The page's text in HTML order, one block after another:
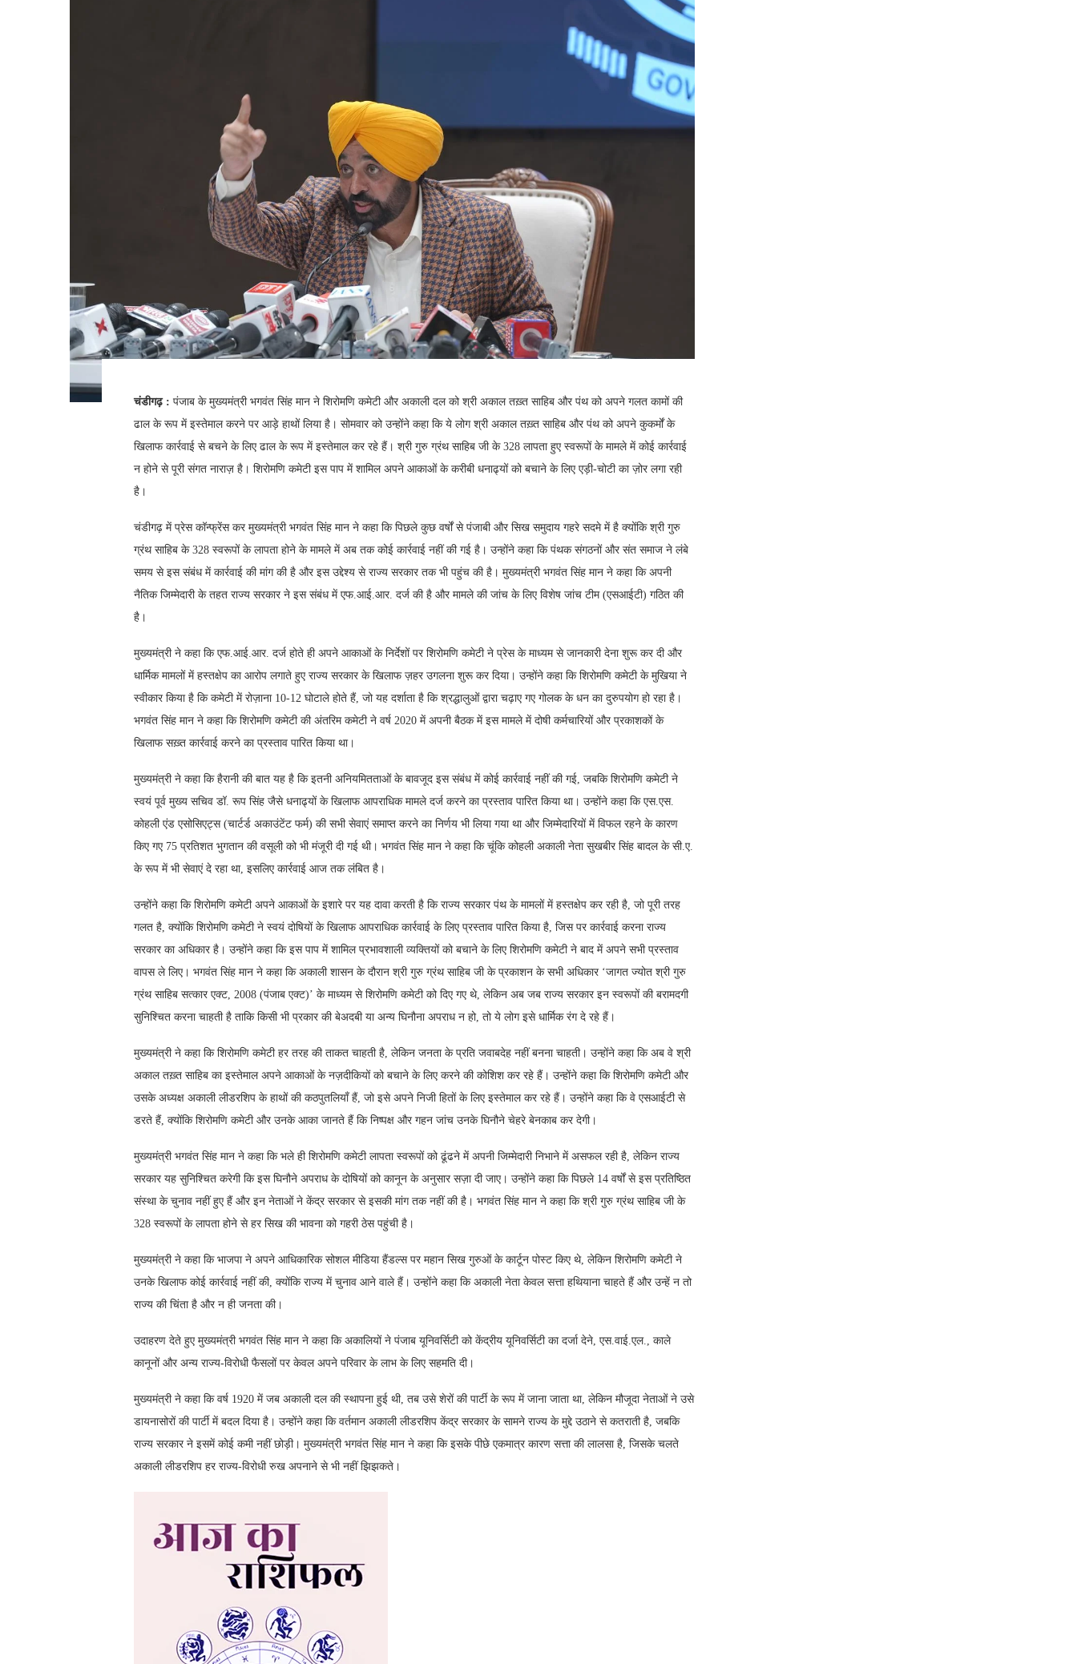
चंडीगढ़ : पंजाब के मुख्यमंत्री भगवंत सिंह मान ने शिरोमणि कमेटी और अकाली दल को श्री अकाल तख़्त साहिब और पंथ को अपने गलत कामों की
ढाल के रूप में इस्तेमाल करने पर आड़े हाथों लिया है। सोमवार को उन्होंने कहा कि ये लोग श्री अकाल तख़्त साहिब और पंथ को अपने कुकर्मों के
खिलाफ कार्रवाई से बचने के लिए ढाल के रूप में इस्तेमाल कर रहे हैं। श्री गुरु ग्रंथ साहिब जी के 328 लापता हुए स्वरूपों के मामले में कोई कार्रवाई
न होने से पूरी संगत नाराज़ है। शिरोमणि कमेटी इस पाप में शामिल अपने आकाओं के करीबी धनाढ्यों को बचाने के लिए एड़ी-चोटी का ज़ोर लगा रही
है।
चंडीगढ़ में प्रेस कॉन्फ्रेंस कर मुख्यमंत्री भगवंत सिंह मान ने कहा कि पिछले कुछ वर्षों से पंजाबी और सिख समुदाय गहरे सदमे में है क्योंकि श्री गुरु
ग्रंथ साहिब के 328 स्वरूपों के लापता होने के मामले में अब तक कोई कार्रवाई नहीं की गई है। उन्होंने कहा कि पंथक संगठनों और संत समाज ने लंबे
समय से इस संबंध में कार्रवाई की मांग की है और इस उद्देश्य से राज्य सरकार तक भी पहुंच की है। मुख्यमंत्री भगवंत सिंह मान ने कहा कि अपनी
नैतिक जिम्मेदारी के तहत राज्य सरकार ने इस संबंध में एफ.आई.आर. दर्ज की है और मामले की जांच के लिए विशेष जांच टीम (एसआईटी) गठित की
है।
मुख्यमंत्री ने कहा कि एफ.आई.आर. दर्ज होते ही अपने आकाओं के निर्देशों पर शिरोमणि कमेटी ने प्रेस के माध्यम से जानकारी देना शुरू कर दी और
धार्मिक मामलों में हस्तक्षेप का आरोप लगाते हुए राज्य सरकार के खिलाफ ज़हर उगलना शुरू कर दिया। उन्होंने कहा कि शिरोमणि कमेटी के मुखिया ने
स्वीकार किया है कि कमेटी में रोज़ाना 10-12 घोटाले होते हैं, जो यह दर्शाता है कि श्रद्धालुओं द्वारा चढ़ाए गए गोलक के धन का दुरुपयोग हो रहा है।
भगवंत सिंह मान ने कहा कि शिरोमणि कमेटी की अंतरिम कमेटी ने वर्ष 2020 में अपनी बैठक में इस मामले में दोषी कर्मचारियों और प्रकाशकों के
खिलाफ सख़्त कार्रवाई करने का प्रस्ताव पारित किया था।
मुख्यमंत्री ने कहा कि हैरानी की बात यह है कि इतनी अनियमितताओं के बावजूद इस संबंध में कोई कार्रवाई नहीं की गई, जबकि शिरोमणि कमेटी ने
स्वयं पूर्व मुख्य सचिव डॉ. रूप सिंह जैसे धनाढ्यों के खिलाफ आपराधिक मामले दर्ज करने का प्रस्ताव पारित किया था। उन्होंने कहा कि एस.एस.
कोहली एंड एसोसिएट्स (चार्टर्ड अकाउंटेंट फर्म) की सभी सेवाएं समाप्त करने का निर्णय भी लिया गया था और जिम्मेदारियों में विफल रहने के कारण
किए गए 75 प्रतिशत भुगतान की वसूली को भी मंजूरी दी गई थी। भगवंत सिंह मान ने कहा कि चूंकि कोहली अकाली नेता सुखबीर सिंह बादल के सी.ए.
के रूप में भी सेवाएं दे रहा था, इसलिए कार्रवाई आज तक लंबित है।
उन्होंने कहा कि शिरोमणि कमेटी अपने आकाओं के इशारे पर यह दावा करती है कि राज्य सरकार पंथ के मामलों में हस्तक्षेप कर रही है, जो पूरी तरह
गलत है, क्योंकि शिरोमणि कमेटी ने स्वयं दोषियों के खिलाफ आपराधिक कार्रवाई के लिए प्रस्ताव पारित किया है, जिस पर कार्रवाई करना राज्य
सरकार का अधिकार है। उन्होंने कहा कि इस पाप में शामिल प्रभावशाली व्यक्तियों को बचाने के लिए शिरोमणि कमेटी ने बाद में अपने सभी प्रस्ताव
वापस ले लिए। भगवंत सिंह मान ने कहा कि अकाली शासन के दौरान श्री गुरु ग्रंथ साहिब जी के प्रकाशन के सभी अधिकार ‘जागत ज्योत श्री गुरु
ग्रंथ साहिब सत्कार एक्ट, 2008 (पंजाब एक्ट)’ के माध्यम से शिरोमणि कमेटी को दिए गए थे, लेकिन अब जब राज्य सरकार इन स्वरूपों की बरामदगी
सुनिश्चित करना चाहती है ताकि किसी भी प्रकार की बेअदबी या अन्य घिनौना अपराध न हो, तो ये लोग इसे धार्मिक रंग दे रहे हैं।
मुख्यमंत्री ने कहा कि शिरोमणि कमेटी हर तरह की ताकत चाहती है, लेकिन जनता के प्रति जवाबदेह नहीं बनना चाहती। उन्होंने कहा कि अब वे श्री
अकाल तख़्त साहिब का इस्तेमाल अपने आकाओं के नज़दीकियों को बचाने के लिए करने की कोशिश कर रहे हैं। उन्होंने कहा कि शिरोमणि कमेटी और
उसके अध्यक्ष अकाली लीडरशिप के हाथों की कठपुतलियाँ हैं, जो इसे अपने निजी हितों के लिए इस्तेमाल कर रहे हैं। उन्होंने कहा कि वे एसआईटी से
डरते हैं, क्योंकि शिरोमणि कमेटी और उनके आका जानते हैं कि निष्पक्ष और गहन जांच उनके घिनौने चेहरे बेनकाब कर देगी।
मुख्यमंत्री भगवंत सिंह मान ने कहा कि भले ही शिरोमणि कमेटी लापता स्वरूपों को ढूंढने में अपनी जिम्मेदारी निभाने में असफल रही है, लेकिन राज्य
सरकार यह सुनिश्चित करेगी कि इस घिनौने अपराध के दोषियों को कानून के अनुसार सज़ा दी जाए। उन्होंने कहा कि पिछले 14 वर्षों से इस प्रतिष्ठित
संस्था के चुनाव नहीं हुए हैं और इन नेताओं ने केंद्र सरकार से इसकी मांग तक नहीं की है। भगवंत सिंह मान ने कहा कि श्री गुरु ग्रंथ साहिब जी के
328 स्वरूपों के लापता होने से हर सिख की भावना को गहरी ठेस पहुंची है।
मुख्यमंत्री ने कहा कि भाजपा ने अपने आधिकारिक सोशल मीडिया हैंडल्स पर महान सिख गुरुओं के कार्टून पोस्ट किए थे, लेकिन शिरोमणि कमेटी ने
उनके खिलाफ कोई कार्रवाई नहीं की, क्योंकि राज्य में चुनाव आने वाले हैं। उन्होंने कहा कि अकाली नेता केवल सत्ता हथियाना चाहते हैं और उन्हें न तो
राज्य की चिंता है और न ही जनता की।
उदाहरण देते हुए मुख्यमंत्री भगवंत सिंह मान ने कहा कि अकालियों ने पंजाब यूनिवर्सिटी को केंद्रीय यूनिवर्सिटी का दर्जा देने, एस.वाई.एल., काले
कानूनों और अन्य राज्य-विरोधी फैसलों पर केवल अपने परिवार के लाभ के लिए सहमति दी।
मुख्यमंत्री ने कहा कि वर्ष 1920 में जब अकाली दल की स्थापना हुई थी, तब उसे शेरों की पार्टी के रूप में जाना जाता था, लेकिन मौजूदा नेताओं ने उसे
डायनासोरों की पार्टी में बदल दिया है। उन्होंने कहा कि वर्तमान अकाली लीडरशिप केंद्र सरकार के सामने राज्य के मुद्दे उठाने से कतराती है, जबकि
राज्य सरकार ने इसमें कोई कमी नहीं छोड़ी। मुख्यमंत्री भगवंत सिंह मान ने कहा कि इसके पीछे एकमात्र कारण सत्ता की लालसा है, जिसके चलते
अकाली लीडरशिप हर राज्य-विरोधी रुख अपनाने से भी नहीं झिझकते।